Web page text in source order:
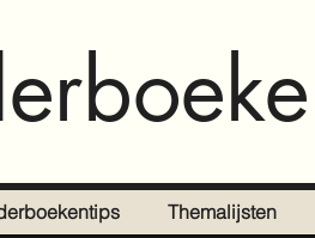
Themalijsten